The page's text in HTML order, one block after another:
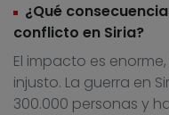
¿Qué
conflicto en Siria?
El impacto es
injusto. La guerra en
300.000 personas y